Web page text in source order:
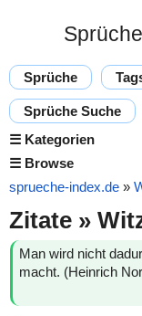
Sprüche
Sprüche Suche
☰ Kategorien
☰ Browse
sprueche-index.de »
Zitate »
Man wird nicht
macht. (Heinrich